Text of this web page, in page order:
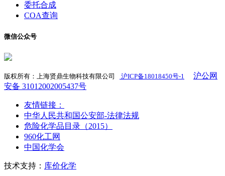
委托合成
COA查询
微信公众号
版权所有：上海贤鼎生物科技有限公司 沪ICP备18018450号-1
沪公网
安备 31012002005437号
友情链接：
中华人民共和国公安部-法律法规
危险化学品目录（2015）
960化工网
中国化学会
技术支持： 库价化学